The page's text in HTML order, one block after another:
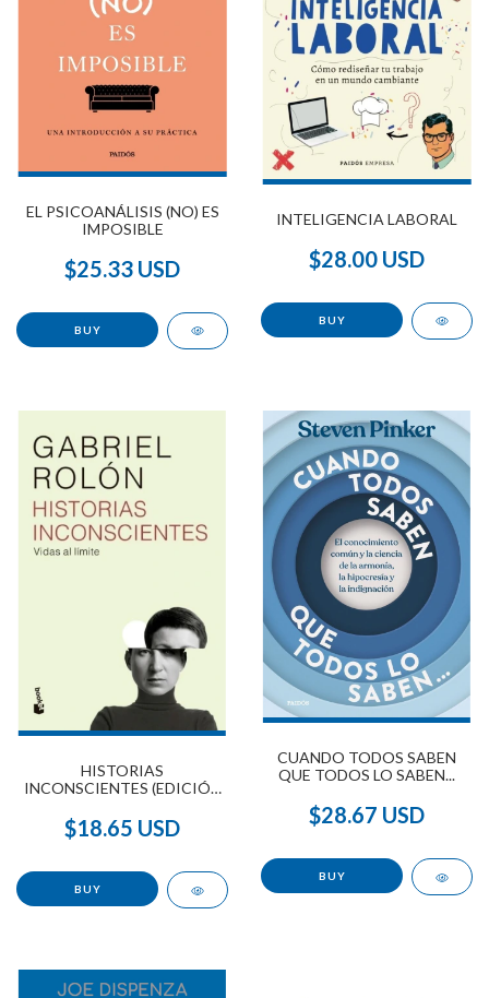
EL PSICOANÁLISIS (NO) ES
IMPOSIBLE
$25.33 USD
INTELIGENCIA LABORAL
$28.00 USD
HISTORIAS
INCONSCIENTES (EDICIÓN
$18.65 USD
CUANDO TODOS SABEN
QUE TODOS LO SABEN...
$28.67 USD